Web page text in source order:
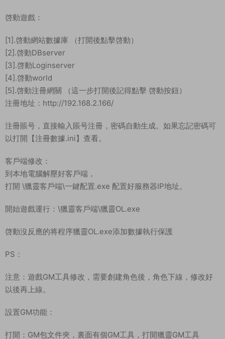
啓動遊戲：
[1].啓動網站數據庫 （打開後點擊啓動）
[2].啓動DBserver
[3].啓動Loginserver
[4].啓動world
[5].啓動注冊網關 （這一步打開後記得點擊 啓動按鈕）
注冊地址：http://192.168.2.166/
注冊賬号，直接輸入賬号注冊，密碼自動生成。如果忘記密碼可
以打開【注冊數據.ini】查看。
客戶端修改：
到本地電腦解壓好客戶端，
打開 \獵靈客戶端\一鍵配置.exe 配置好服務器IP地址。
開始遊戲運行：\獵靈客戶端\獵靈OL.exe
啓動沒反應的将程序獵靈OL.exe添加數據執行保護
PS：
注意：遊戲GM工具修改，需要創建角色後，角色下線，修改好
以後再上線。
設置GM功能：
打開：GM包文件夾，裏面有個GM工具，打開獵靈GM工具